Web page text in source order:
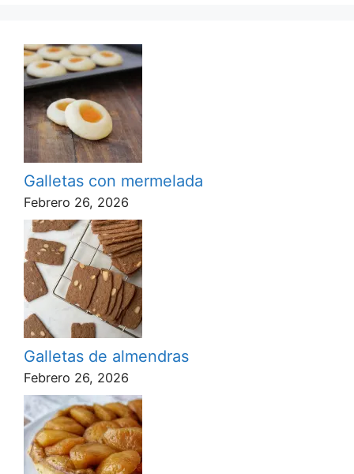
Galletas con mermelada
Febrero 26, 2026
Galletas de almendras
Febrero 26, 2026